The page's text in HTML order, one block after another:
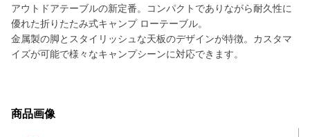
アウトドアテーブルの新定番。コンパクトでありながら耐久性に
優れた折りたたみ式キャンプ ローテーブル。
金属製の脚とスタイリッシュな天板のデザインが特徴。カスタマ
イズが可能で様々なキャンプシーンに対応できます。
商品画像